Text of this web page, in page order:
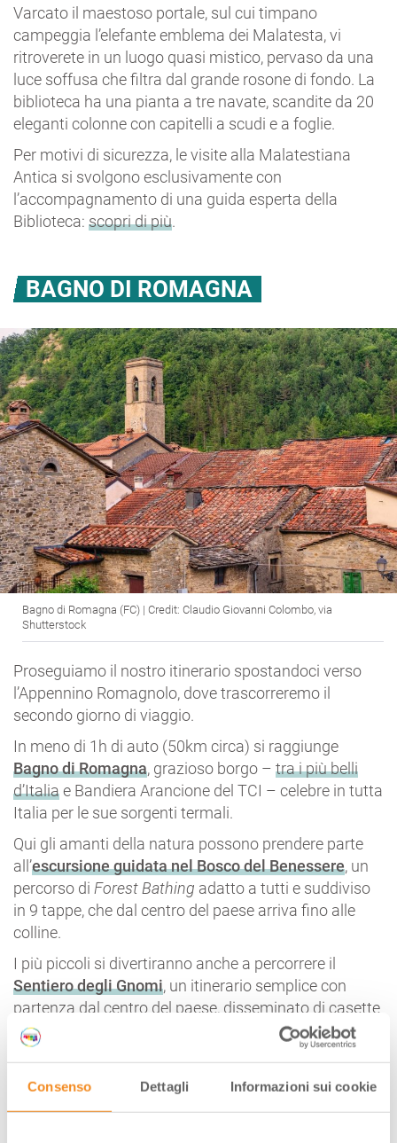
Consenso Dettagli Informazioni sui cookie
Varcato il maestoso portale, sul cui timpano
campeggia l’elefante emblema dei Malatesta, vi
ritroverete in un luogo quasi mistico, pervaso da una
luce soffusa che filtra dal grande rosone di fondo. La
biblioteca ha una pianta a tre navate, scandite da 20
eleganti colonne con capitelli a scudi e a foglie.
Per motivi di sicurezza, le visite alla Malatestiana
Antica si svolgono esclusivamente con
l’accompagnamento di una guida esperta della
Biblioteca: scopri di più.
BAGNO DI ROMAGNA
Bagno di Romagna (FC) | Credit: Claudio Giovanni Colombo, via
Shutterstock
Proseguiamo il nostro itinerario spostandoci verso
l’Appennino Romagnolo, dove trascorreremo il
secondo giorno di viaggio.
In meno di 1h di auto (50km circa) si raggiunge
Bagno di Romagna, grazioso borgo – tra i più belli
d’Italiae Bandiera Arancione del TCI – celebre in tutta
Italia per le sue sorgenti termali.
Qui gli amanti della natura possono prendere parte
all’escursione guidata nel Bosco del Benessere, un
percorso di Forest Bathing adatto a tutti e suddiviso
in 9 tappe, che dal centro del paese arriva fino alle
colline.
I più piccoli si divertiranno anche a percorrere il
Sentiero degli Gnomi, un itinerario semplice con
partenza dal centro del paese, disseminato di casette
di legno e sculture di pietra che raffigurano simpatici
gnomi e altre creature fantastiche del bosco.
Dopo aver esplorato la natura che circonda Bagno di